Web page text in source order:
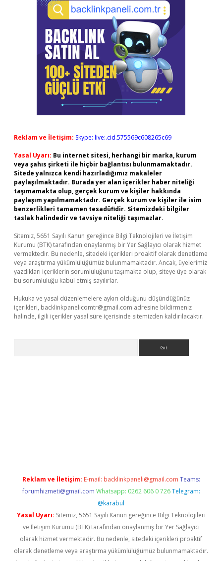
Reklam ve İletişim: Skype: live:.cid.575569c608265c69
Yasal Uyarı: Bu internet sitesi, herhangi bir marka, kurum
veya şahıs şirketi ile hiçbir bağlantısı bulunmamaktadır.
Sitede yalnızca kendi hazırladığımız makaleler
paylaşılmaktadır. Burada yer alan içerikler haber niteliği
taşımamakta olup, gerçek kurum ve kişiler hakkında
paylaşım yapılmamaktadır. Gerçek kurum ve kişiler ile isim
benzerlikleri tamamen tesadüfidir. Sitemizdeki bilgiler
taslak halindedir ve tavsiye niteliği taşımazlar.
Sitemiz, 5651 Sayılı Kanun gereğince Bilgi Teknolojileri ve İletişim
Kurumu (BTK) tarafından onaylanmış bir Yer Sağlayıcı olarak hizmet
vermektedir. Bu nedenle, sitedeki içerikleri proaktif olarak denetleme
veya araştırma yükümlülüğümüz bulunmamaktadır. Ancak, üyelerimiz
yazdıkları içeriklerin sorumluluğunu taşımakta olup, siteye üye olarak
bu sorumluluğu kabul etmiş sayılırlar.
Hukuka ve yasal düzenlemelere aykırı olduğunu düşündüğünüz
içerikleri, backlinkpanelicomtr@gmail.com adresine bildirmeniz
halinde, ilgili içerikler yasal süre içerisinde sitemizden kaldırılacaktır.
Reklam ve İletişim: E-mail: backlinkpaneli@gmail.com Teams:
forumhizmeti@gmail.com Whatsapp: 0262 606 0 726 Telegram:
@karabul
Yasal Uyarı: Sitemiz, 5651 Sayılı Kanun gereğince Bilgi Teknolojileri
ve İletişim Kurumu (BTK) tarafından onaylanmış bir Yer Sağlayıcı
olarak hizmet vermektedir. Bu nedenle, sitedeki içerikleri proaktif
olarak denetleme veya araştırma yükümlülüğümüz bulunmamaktadır.